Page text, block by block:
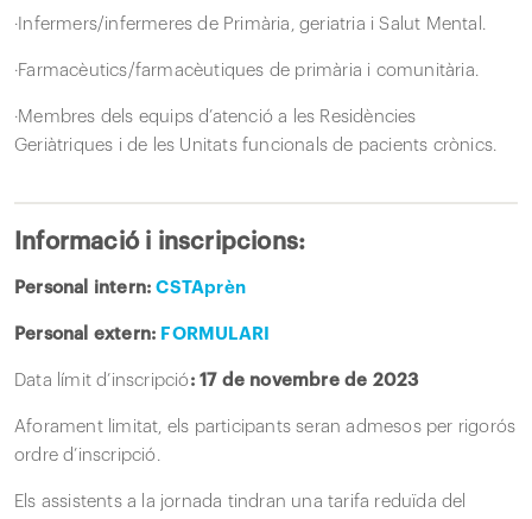
·Infermers/infermeres de Primària, geriatria i Salut Mental.
·Farmacèutics/farmacèutiques de primària i comunitària.
·Membres dels equips d’atenció a les Residències
Geriàtriques i de les Unitats funcionals de pacients crònics.
Informació i inscripcions:
Personal intern:CSTAprèn
Personal extern: FORMULARI
Data límit d’inscripció : 17 de novembre de 2023
Aforament limitat, els participants seran admesos per rigorós
ordre d’inscripció.
Els assistents a la jornada tindran una tarifa reduïda del